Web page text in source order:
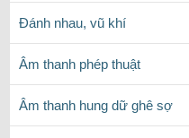
Đánh nhau, vũ khí
Âm thanh phép thuật
Âm thanh hung dữ ghê sợ